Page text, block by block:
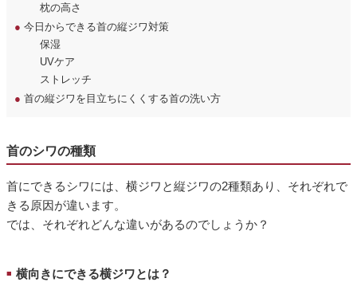
枕の高さ
● 今日からできる首の縦ジワ対策
保湿
UVケア
ストレッチ
● 首の縦ジワを目立ちにくくする首の洗い方
首のシワの種類
首にできるシワには、横ジワと縦ジワの2種類あり、それぞれで
きる原因が違います。
では、それぞれどんな違いがあるのでしょうか？
■ 横向きにできる横ジワとは？